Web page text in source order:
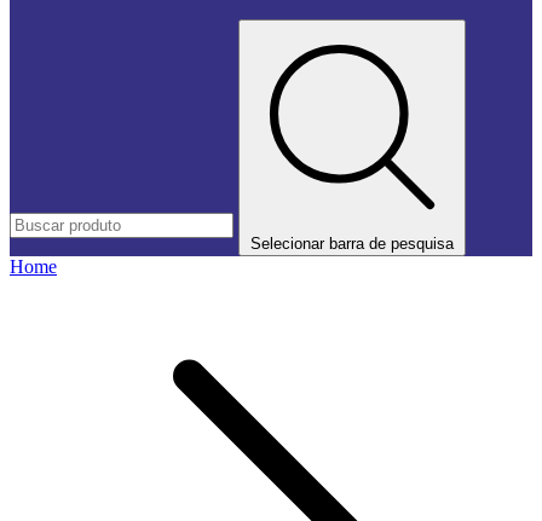
Selecionar barra de pesquisa
Home